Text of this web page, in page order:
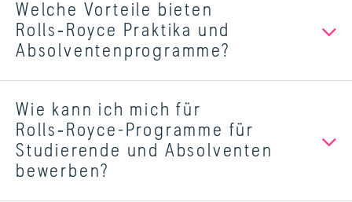
Welche Vorteile bieten
Rolls‑Royce Praktika und
Absolventenprogramme?
Wie kann ich mich für
Rolls‑Royce-Programme für
Studierende und Absolventen
bewerben?